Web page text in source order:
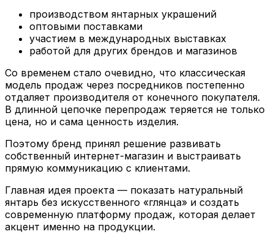
производством янтарных украшений
оптовыми поставками
участием в международных выставках
работой для других брендов и магазинов
Со временем стало очевидно, что классическая
модель продаж через посредников постепенно
отдаляет производителя от конечного покупателя.
В длинной цепочке перепродаж теряется не только
цена, но и сама ценность изделия.
Поэтому бренд принял решение развивать
собственный интернет-магазин и выстраивать
прямую коммуникацию с клиентами.
Главная идея проекта — показать натуральный
янтарь без искусственного «глянца» и создать
современную платформу продаж, которая делает
акцент именно на продукции.